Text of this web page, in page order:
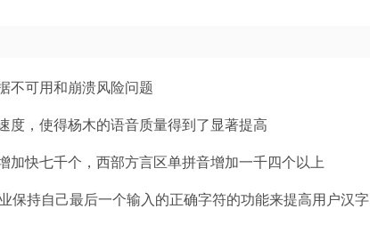
不可用和崩溃风险问题
度，使得杨木的语音质量得到了显著提高
快七千个，西部方言区单拼音增加一千四个以上
保持自己最后一个输入的正确字符的功能来提高用户汉字